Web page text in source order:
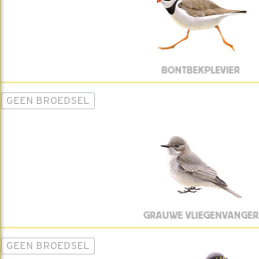
BONTBEKPLEVIER
GEEN BROEDSEL
GRAUWE VLIEGENVANGER
GEEN BROEDSEL